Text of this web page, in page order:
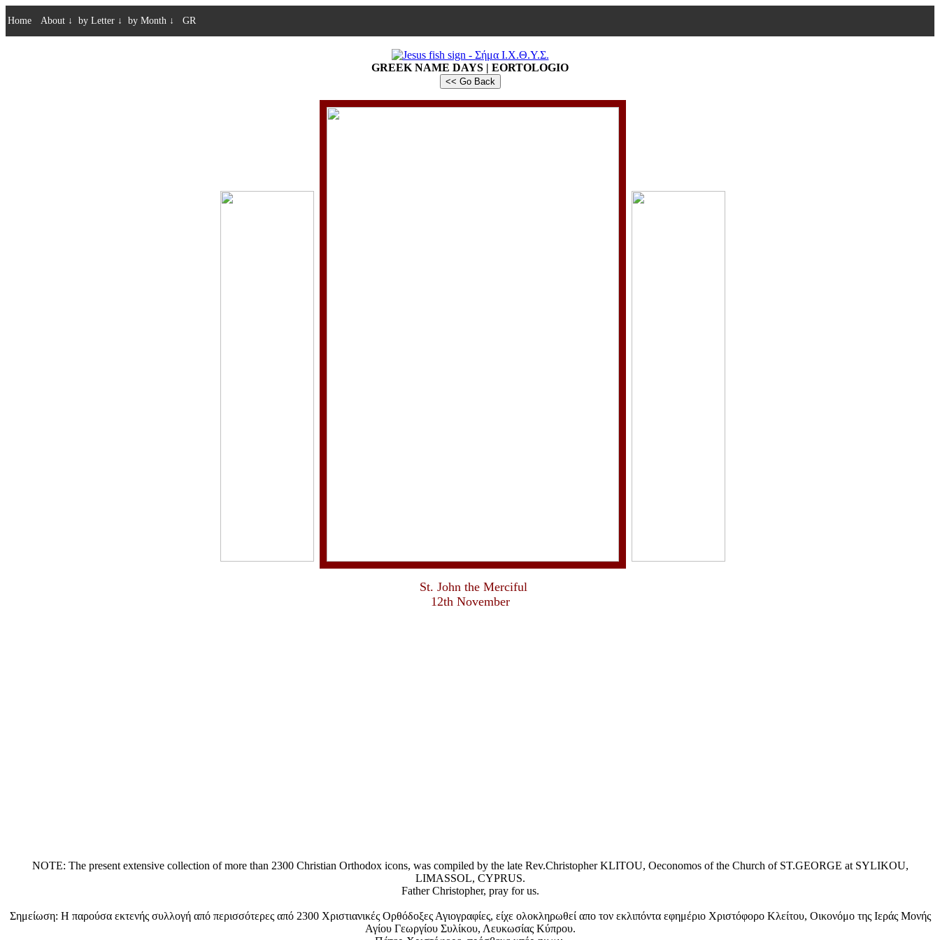
Home About ↓ by Letter ↓ by Month ↓ GR
GREEK NAME DAYS | EORTOLOGIO
<< Go Back
St. John the Merciful
12th November
NOTE: The present extensive collection of more than 2300 Christian Orthodox icons, was compiled by the late Rev.Christopher KLITOU, Oeconomos of the Church of ST.GEORGE at SYLIKOU,
LIMASSOL, CYPRUS.
Father Christopher, pray for us.
Σημείωση: Η παρούσα εκτενής συλλογή από περισσότερες από 2300 Χριστιανικές Ορθόδοξες Αγιογραφίες, είχε ολοκληρωθεί απο τον εκλιπόντα εφημέριο Χριστόφορο Κλείτου, Οικονόμο της Ιεράς Μονής
Αγίου Γεωργίου Συλίκου, Λευκωσίας Κύπρου.